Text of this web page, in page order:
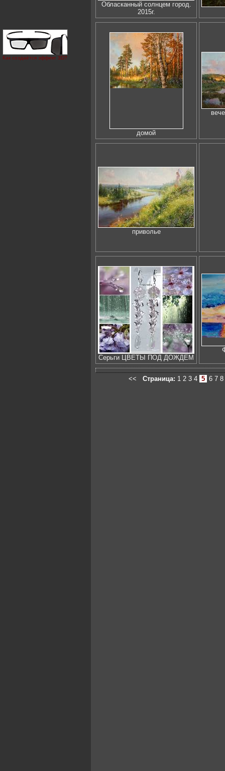
Как создаётся эффект 3D?
Обласканный солнцем город.
2015г.
домой
приволье
Серьги ЦВЕТЫ ПОД ДОЖДЕМ
<< Страница: 1 2 3 4 5 6 7 8